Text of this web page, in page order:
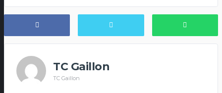
TC Gaillon
TC Gaillon